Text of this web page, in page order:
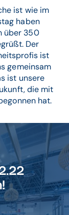
ist wie im
haben
über 350
Der
ist
gemeinsam
ist unsere
die mit
hat.